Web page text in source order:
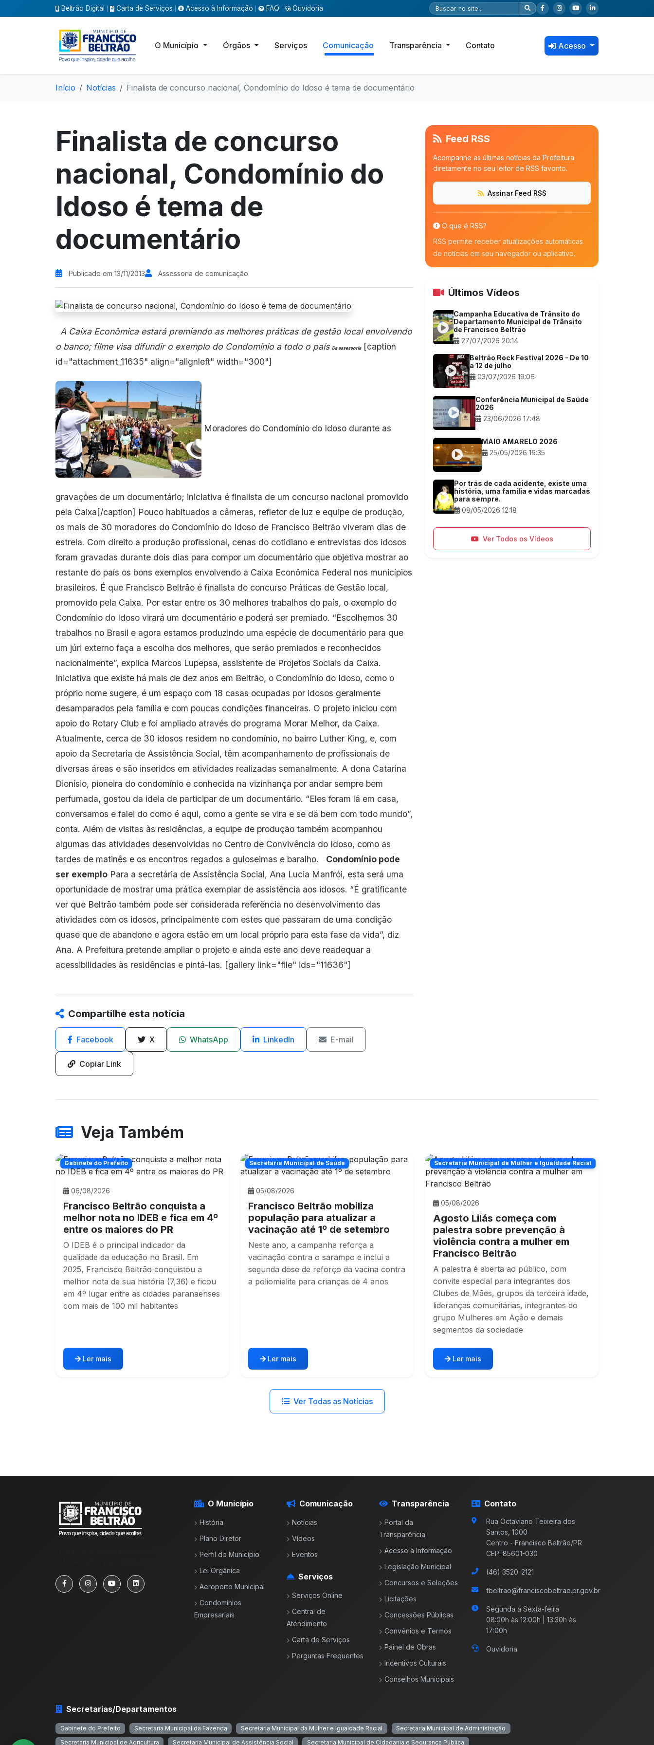
Beltrão Digital Carta de Serviços Acesso à Informação FAQ Ouvidoria
O Município Órgãos Serviços Comunicação Transparência Contato Acesso
Início Notícias Finalista de concurso nacional, Condomínio do Idoso é tema de documentário
Finalista de concurso
nacional, Condomínio do
Idoso é tema de
documentário
Publicado em 13/11/2013 Assessoria de comunicação
A Caixa Econômica estará premiando as melhores práticas de gestão local envolvendo
o banco; filme visa difundir o exemplo do Condomínio a todo o país Da assessoria[caption
id="attachment_11635" align="alignleft" width="300"]
Moradores do Condomínio do Idoso durante as
gravações de um documentário; iniciativa é finalista de um concurso nacional promovido
pela Caixa[/caption] Pouco habituados a câmeras, refletor de luz e equipe de produção,
os mais de 30 moradores do Condomínio do Idoso de Francisco Beltrão viveram dias de
estrela. Com direito a produção profissional, cenas do cotidiano e entrevistas dos idosos
foram gravadas durante dois dias para compor um documentário que objetiva mostrar ao
restante do país os bons exemplos envolvendo a Caixa Econômica Federal nos municípios
brasileiros. É que Francisco Beltrão é finalista do concurso Práticas de Gestão local,
promovido pela Caixa. Por estar entre os 30 melhores trabalhos do país, o exemplo do
Condomínio do Idoso virará um documentário e poderá ser premiado. “Escolhemos 30
trabalhos no Brasil e agora estamos produzindo uma espécie de documentário para que
um júri externo faça a escolha dos melhores, que serão premiados e reconhecidos
nacionalmente”, explica Marcos Lupepsa, assistente de Projetos Sociais da Caixa.
Iniciativa que existe há mais de dez anos em Beltrão, o Condomínio do Idoso, como o
próprio nome sugere, é um espaço com 18 casas ocupadas por idosos geralmente
desamparados pela família e com poucas condições financeiras. O projeto iniciou com
apoio do Rotary Club e foi ampliado através do programa Morar Melhor, da Caixa.
Atualmente, cerca de 30 idosos residem no condomínio, no bairro Luther King, e, com
apoio da Secretaria de Assistência Social, têm acompanhamento de profissionais de
diversas áreas e são inseridos em atividades realizadas semanalmente. A dona Catarina
Dionísio, pioneira do condomínio e conhecida na vizinhança por andar sempre bem
perfumada, gostou da ideia de participar de um documentário. “Eles foram lá em casa,
conversamos e falei do como é aqui, como a gente se vira e se dá bem com todo mundo”,
conta. Além de visitas às residências, a equipe de produção também acompanhou
algumas das atividades desenvolvidas no Centro de Convivência do Idoso, como as
tardes de matinês e os encontros regados a guloseimas e baralho. Condomínio pode
ser exemplo Para a secretária de Assistência Social, Ana Lucia Manfrói, esta será uma
oportunidade de mostrar uma prática exemplar de assistência aos idosos. “É gratificante
ver que Beltrão também pode ser considerada referência no desenvolvimento das
atividades com os idosos, principalmente com estes que passaram de uma condição
quase que de abandono e agora estão em um local próprio para esta fase da vida”, diz
Ana. A Prefeitura pretende ampliar o projeto e ainda este ano deve readequar a
acessibilidades às residências e pintá-las. [gallery link="file" ids="11636"]
Compartilhe esta notícia
Facebook X WhatsApp LinkedIn E-mail
Copiar Link
Feed RSS
Acompanhe as últimas notícias da Prefeitura
diretamente no seu leitor de RSS favorito.
Assinar Feed RSS
O que é RSS?
RSS permite receber atualizações automáticas
de notícias em seu navegador ou aplicativo.
Últimos Vídeos
Campanha Educativa de Trânsito do
Departamento Municipal de Trânsito
de Francisco Beltrão
27/07/2026 20:14
Beltrão Rock Festival 2026 - De 10
a 12 de julho
03/07/2026 19:06
Conferência Municipal de Saúde
2026
23/06/2026 17:48
MAIO AMARELO 2026
25/05/2026 16:35
Por trás de cada acidente, existe uma
história, uma família e vidas marcadas
para sempre.
08/05/2026 12:18
Ver Todos os Vídeos
Veja Também
Gabinete do Prefeito
06/08/2026
Francisco Beltrão conquista a
melhor nota no IDEB e fica em 4º
entre os maiores do PR
O IDEB é o principal indicador da
qualidade da educação no Brasil. Em
2025, Francisco Beltrão conquistou a
melhor nota de sua história (7,36) e ficou
em 4º lugar entre as cidades paranaenses
com mais de 100 mil habitantes
Ler mais
Secretaria Municipal de Saúde
05/08/2026
Francisco Beltrão mobiliza
população para atualizar a
vacinação até 1º de setembro
Neste ano, a campanha reforça a
vacinação contra o sarampo e inclui a
segunda dose de reforço da vacina contra
a poliomielite para crianças de 4 anos
Ler mais
Secretaria Municipal da Mulher e Igualdade Racial
05/08/2026
Agosto Lilás começa com
palestra sobre prevenção à
violência contra a mulher em
Francisco Beltrão
A palestra é aberta ao público, com
convite especial para integrantes dos
Clubes de Mães, grupos da terceira idade,
lideranças comunitárias, integrantes do
grupo Mulheres em Ação e demais
segmentos da sociedade
Ler mais
Ver Todas as Notícias
O Município
História
Plano Diretor
Perfil do Município
Lei Orgânica
Aeroporto Municipal
Condomínios
Empresariais
Comunicação
Notícias
Vídeos
Eventos
Serviços
Serviços Online
Central de
Atendimento
Carta de Serviços
Perguntas Frequentes
Transparência
Portal da
Transparência
Acesso à Informação
Legislação Municipal
Concursos e Seleções
Licitações
Concessões Públicas
Convênios e Termos
Painel de Obras
Incentivos Culturais
Conselhos Municipais
Contato
Rua Octaviano Teixeira dos
Santos, 1000
Centro - Francisco Beltrão/PR
CEP: 85601-030
(46) 3520-2121
fbeltrao@franciscobeltrao.pr.gov.br
Segunda a Sexta-feira
08:00h às 12:00h | 13:30h às
17:00h
Ouvidoria
Secretarias/Departamentos
Gabinete do Prefeito Secretaria Municipal da Fazenda Secretaria Municipal da Mulher e Igualdade Racial
Secretaria Municipal de Administração
Secretaria Municipal de Agricultura
Secretaria Municipal de Assistência Social Secretaria Municipal de Cidadania e Segurança Pública